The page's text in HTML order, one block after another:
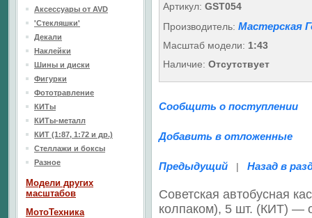
Артикул: GST054
Производитель: Мастерская
Масштаб модели: 1:43
Наличие: Отсутствует
Сообщить о поступлении
Добавить в отложенные
Предыдущий | Назад в
Советская автобусная
колпаком), 5 шт. (КИТ) —
Аксессуары от AVD
'Стекляшки'
Декали
Наклейки
Шины и диски
Фигурки
Фототравление
КИТы
КИТы-металл
КИТ (1:87, 1:72 и др.)
Стеллажи и боксы
Разное
Модели других
масштабов
МотоТехника